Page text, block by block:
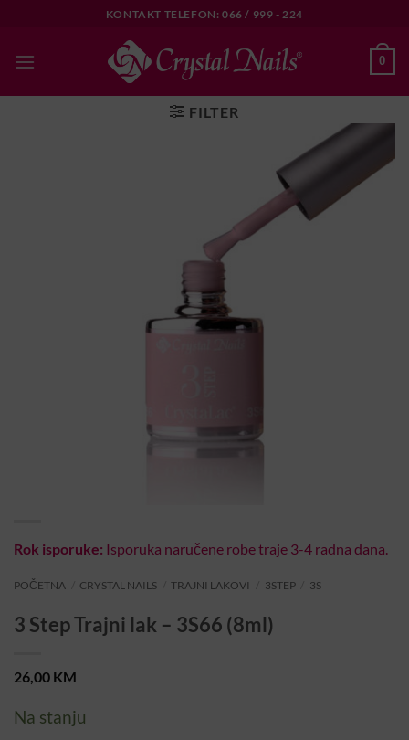
content
KONTAKT TELEFON: 066 / 999 - 224
0
FILTER
Rok isporuke: Isporuka naručene robe traje 3-4 radna dana.
POČETNA CRYSTAL NAILS TRAJNI LAKOVI 3STEP 3S
3 Step Trajni lak – 3S66 (8ml)
26,00 KM
Na stanju